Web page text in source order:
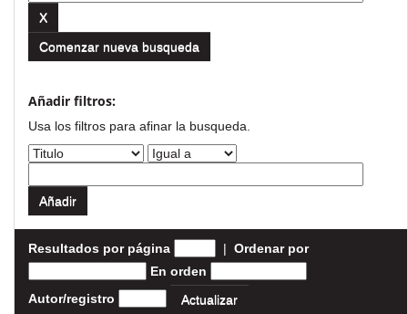
Comenzar nueva busqueda
Añadir filtros:
Usa los filtros para afinar la busqueda.
Resultados por página | Ordenar por
En orden
Autor/registro